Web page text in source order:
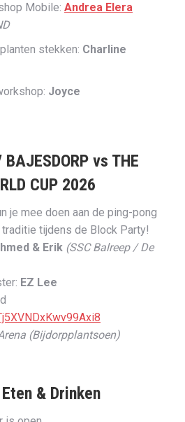
Mobile: Andrea Elera
stekken: Charline
Joyce
BAJESDORP vs THE
CUP 2026
je mee doen aan de ping-pong
tijdens de Block Party!
& Erik (SSC Balreep / De
EZ Lee
(Bijdorpplantsoen)
& Drinken